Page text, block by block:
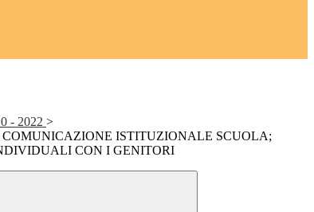
- 2022 >
ISTITUZIONALE SCUOLA;
CON I GENITORI